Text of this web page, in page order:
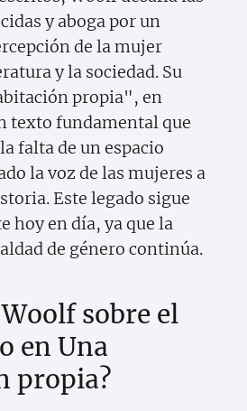
y aboga por un
de la mujer
y la sociedad. Su
propia", en
texto fundamental que
falta de un espacio
la voz de las mujeres a
Este legado sigue
hoy en día, ya que la
de género continúa.
sobre el
en Una
propia?